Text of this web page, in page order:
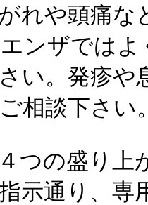
れや頭痛な
ンザでは
い。発疹
相談下さい
つの盛り上
示通り、専